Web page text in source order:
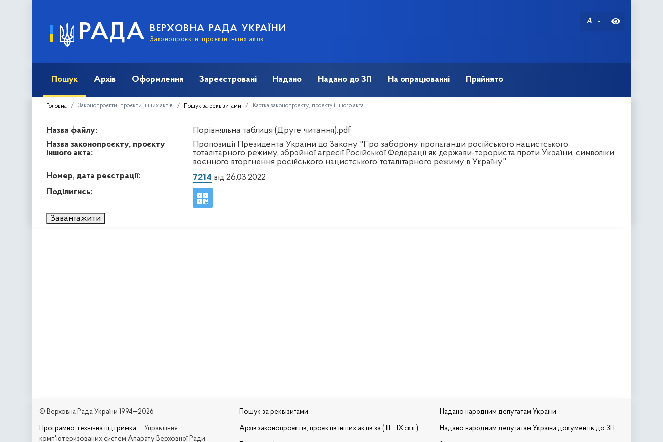
РАДА ВЕРХОВНА РАДА УКРАЇНИ
Законопроєкти, проєкти інших актів
A
Пошук Архів Оформлення Зареєстровані Надано Надано до ЗП На опрацюванні Прийнято
Головна Законопроєкти, проєкти інших актів Пошук за реквізитами Картка законопроєкту, проєкту іншого акта
Назва файлу:
Порівняльна таблиця (Друге читання).pdf
Назва законопроєкту, проєкту
іншого акта:
Пропозиції Президента України до Закону "Про заборону пропаганди російського нацистського
тоталітарного режиму, збройної агресії Російської Федерації як держави-терориста проти України, символіки
воєнного вторгнення російського нацистського тоталітарного режиму в Україну"
Номер, дата реєстрації:
7214 від 26.03.2022
Поділитись:
Завантажити
© Верховна Рада України 1994—2026
Програмно-технічна підтримка — Управління
комп'ютеризованих систем Апарату Верховної Ради
Пошук за реквізитами
Архів законопроєктів, проєктів інших актів за ( III – IX скл.)
Надано народним депутатам України
Надано народним депутатам України документів до ЗП